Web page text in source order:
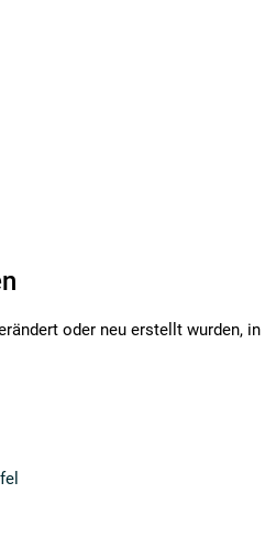
oder neu erstellt wurden, in